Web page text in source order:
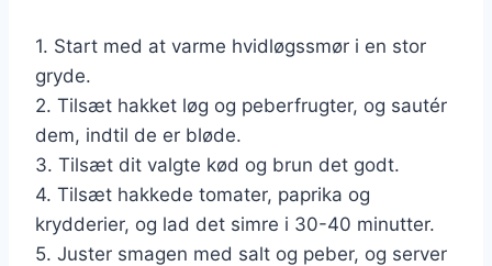
1. Start med at varme hvidløgssmør i en stor
gryde.
2. Tilsæt hakket løg og peberfrugter, og sautér
dem, indtil de er bløde.
3. Tilsæt dit valgte kød og brun det godt.
4. Tilsæt hakkede tomater, paprika og
krydderier, og lad det simre i 30-40 minutter.
5. Juster smagen med salt og peber, og server